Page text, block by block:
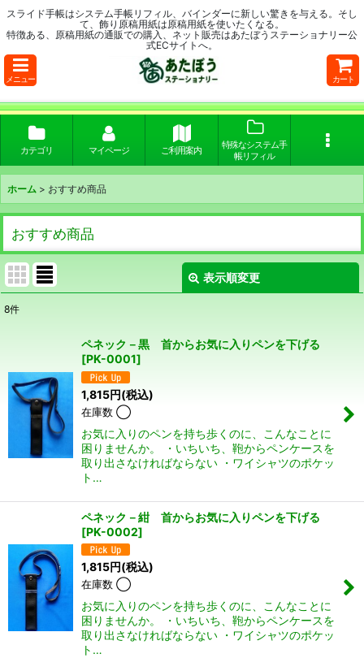
スライド手帳はシステム手帳リフィル、バインダーに新しい驚きを与える。そし
て、飾り原稿用紙は原稿用紙を使いたくなる。
特徴ある、原稿用紙の通販での購入、ネット販売はあたぼうステーショナリー公
式ECサイトへ。
メニュー カート
カテゴリ マイページ ご利用案内
特殊なシステム手
帳リフィル
ホーム > おすすめ商品
おすすめ商品
表示順変更
並び順:
8件
ペネック－黒 首からお気に入りペンを下げる
[PK-0001]
1,815円(税込)
在庫数 ◯
お気に入りのペンを持ち歩くのに、こんなことに
困りませんか。 ・いちいち、鞄からペンケースを
取り出さなければならない ・ワイシャツのポケッ
ト…
ペネック－紺 首からお気に入りペンを下げる
[PK-0002]
1,815円(税込)
在庫数 ◯
お気に入りのペンを持ち歩くのに、こんなことに
困りませんか。 ・いちいち、鞄からペンケースを
取り出さなければならない ・ワイシャツのポケッ
ト…